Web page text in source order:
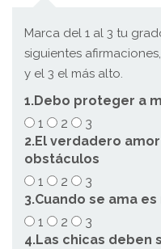
Marca del 1 al 3 tu
siguientes
y el 3 el más alto.
1.Debo proteger a
1
2
3
2.El verdadero
obstáculos
1
2
3
3.Cuando se ama
1
2
3
4.Las chicas deben